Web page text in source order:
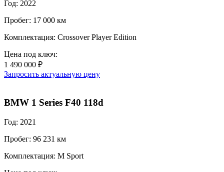
Год: 2022
Пробег: 17 000 км
Комплектация: Crossover Player Edition
Цена под ключ:
1 490 000 ₽
Запросить актуальную цену
BMW 1 Series F40 118d
Год: 2021
Пробег: 96 231 км
Комплектация: M Sport